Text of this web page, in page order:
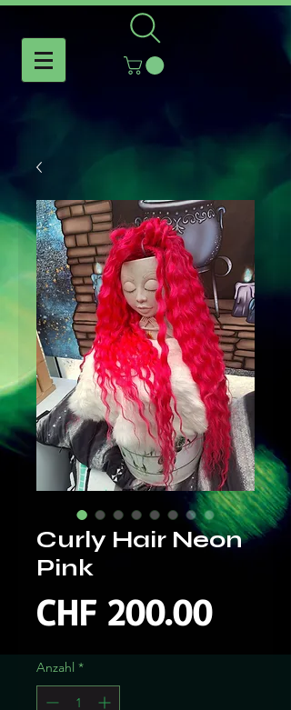
Curly Hair Neon
Pink
CHF 200.00Preis
Anzahl *